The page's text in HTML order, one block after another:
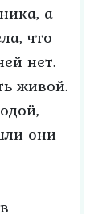
а
что
нет.
живой.
они